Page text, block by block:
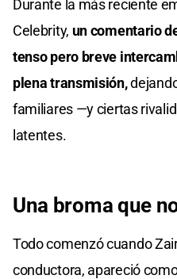
Durante la más reciente
Celebrity, un comentario
tenso pero breve
plena transmisión,
familiares —y ciertas
latentes.
Una broma que
Todo comenzó cuando
conductora, apareció